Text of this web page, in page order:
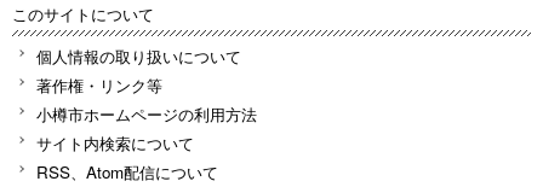
このサイトについて
個人情報の取り扱いについて
著作権・リンク等
小樽市ホームページの利用方法
サイト内検索について
RSS、Atom配信について